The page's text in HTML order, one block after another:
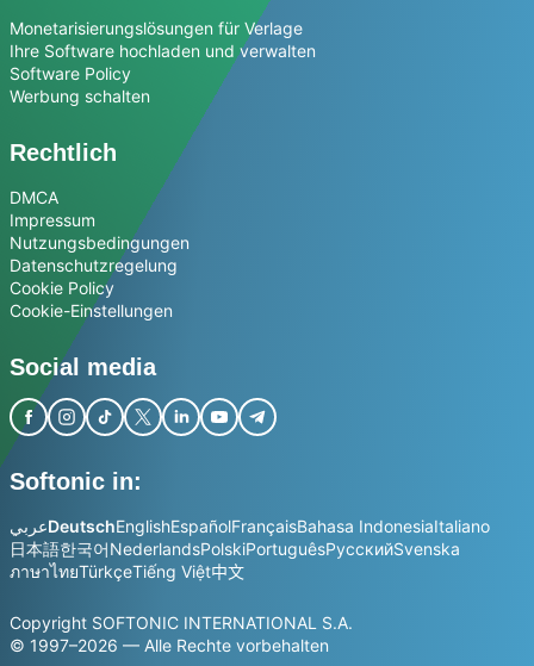
Monetarisierungslösungen für Verlage
Ihre Software hochladen und verwalten
Software Policy
Werbung schalten
Rechtlich
DMCA
Impressum
Nutzungsbedingungen
Datenschutzregelung
Cookie Policy
Cookie-Einstellungen
Social media
Softonic in:
عربيDeutschEnglishEspañolFrançaisBahasa IndonesiaItaliano
日本語한국어NederlandsPolskiPortuguêsРусскийSvenska
ภาษาไทยTürkçeTiếng Việt中文
Copyright SOFTONIC INTERNATIONAL S.A.
© 1997–2026 — Alle Rechte vorbehalten